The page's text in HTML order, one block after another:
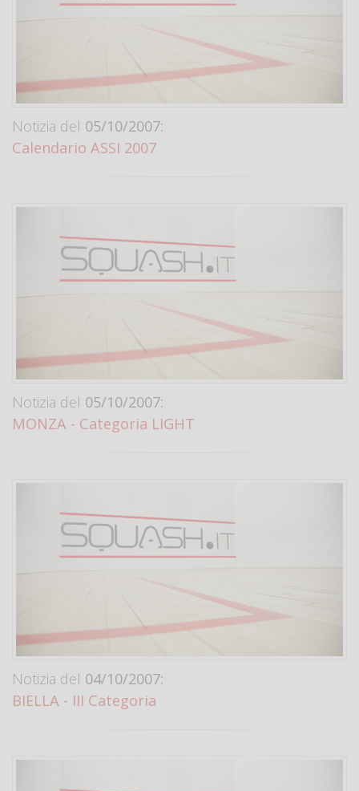
Notizia del 05/10/2007:
Calendario ASSI 2007
Notizia del 05/10/2007:
MONZA - Categoria LIGHT
Notizia del 04/10/2007:
BIELLA - III Categoria